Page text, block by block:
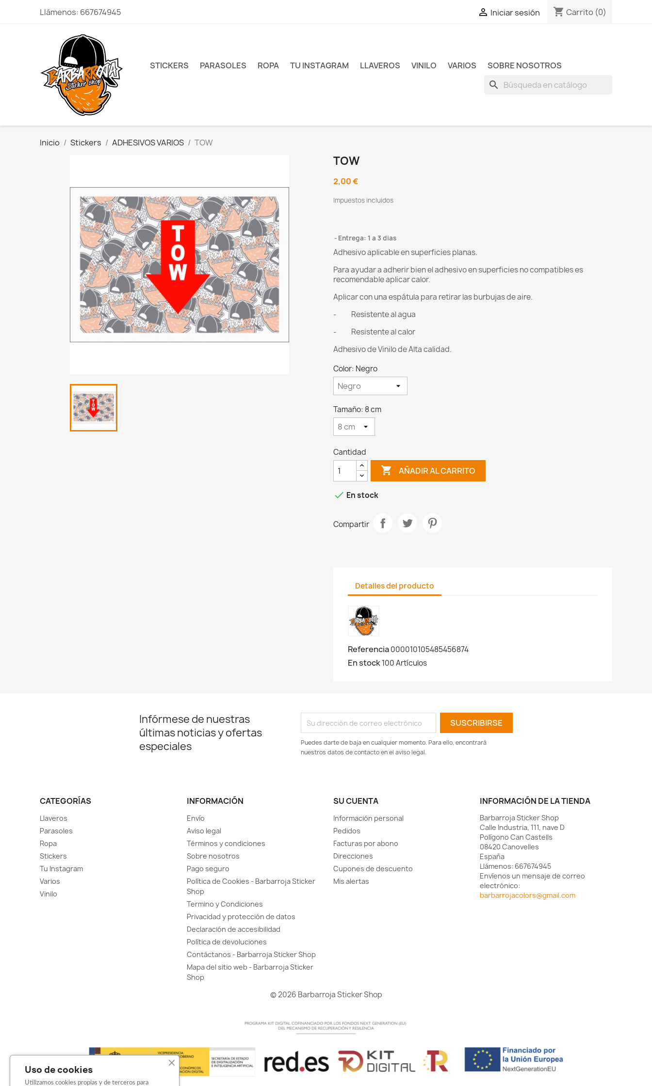
Llámenos: 667674945  Iniciar sesión shopping_cart Carrito (0)
STICKERS PARASOLES ROPA TU INSTAGRAM LLAVEROS VINILO VARIOS SOBRE NOSOTROS
search
Inicio Stickers ADHESIVOS VARIOS TOW
TOW
2,00 €
Impuestos incluidos
Entrega: 1 a 3 dias
Adhesivo aplicable en superficies planas.
Para ayudar a adherir bien el adhesivo en superficies no compatibles es
recomendable aplicar calor.
Aplicar con una espátula para retirar las burbujas de aire.
- Resistente al agua
- Resistente al calor
Adhesivo de Vinilo de Alta calidad.
Color: Negro
Tamaño: 8 cm
Cantidad
 AÑADIR AL CARRITO
 En stock
Compartir
Detalles del producto
Referencia000010105485456874
En stock100 Artículos
Infórmese de nuestras
últimas noticias y ofertas
especiales
Puedes darte de baja en cualquier momento. Para ello, encontrará
nuestros datos de contacto en el aviso legal.
CATEGORÍAS
Llaveros
Parasoles
Ropa
Stickers
Tu Instagram
Varios
Vinilo
INFORMACIÓN
Envío
Aviso legal
Términos y condiciones
Sobre nosotros
Pago seguro
Política de Cookies - Barbarroja Sticker
Shop
Termino y Condiciones
Privacidad y protección de datos
Declaración de accesibilidad
Política de devoluciones
Contáctanos - Barbarroja Sticker Shop
Mapa del sitio web - Barbarroja Sticker
Shop
SU CUENTA
Información personal
Pedidos
Facturas por abono
Direcciones
Cupones de descuento
Mis alertas
INFORMACIÓN DE LA TIENDA
Barbarroja Sticker Shop
Calle Industria, 111, nave D
Polígono Can Castells
08420 Canovelles
España
Llámenos: 667674945
Envíenos un mensaje de correo
electrónico:
barbarrojacolors@gmail.com
© 2026 Barbarroja Sticker Shop
Uso de cookies
Utilizamos cookies propias y de terceros para